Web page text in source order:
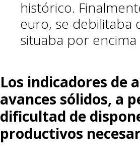
histórico.
euro, se debilitaba
situaba por
Los indicadores de
avances sólidos, a
dificultad de
productivos